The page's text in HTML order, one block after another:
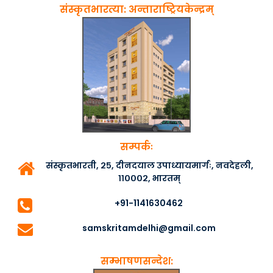
संस्कृतभारत्या: अन्ताराष्ट्रियकेन्द्रम्
सम्पर्कः
संस्कृतभारती, २५, दीनदयाल उपाध्यायमार्गः, नवदेहली,
११०००२, भारतम्
+91-1141630462
samskritamdelhi@gmail.com
सम्भाषणसन्देश: